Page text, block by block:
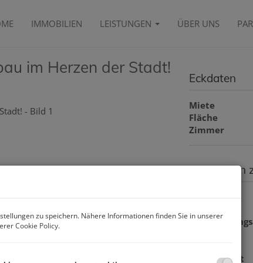
IMMOBILIEN LEISTUNGEN ÜBER UNS
im Herzen der Stadt!
Eckdaten
Miete
Fläche
Zimmer
Basisdaten
Objektnr.
Nutzungsart
zu speichern. Nähere Informationen finden Sie in unserer
Cookie Policy.